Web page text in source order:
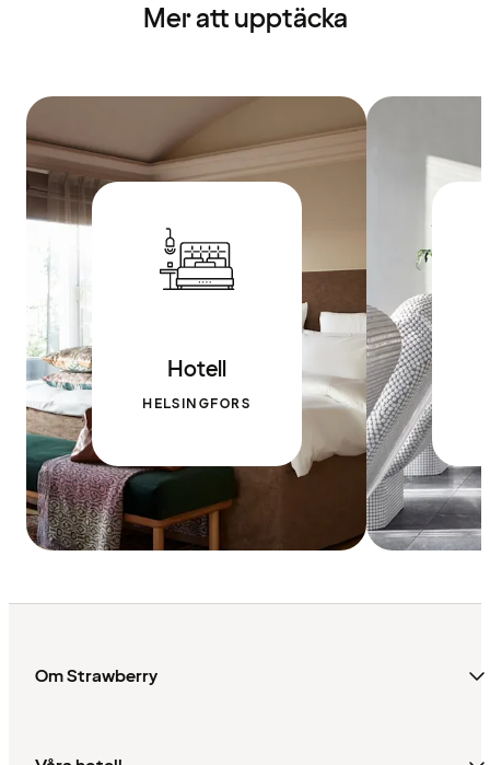
Mer att upptäcka
Hotell
HELSINGFORS
Om Strawberry